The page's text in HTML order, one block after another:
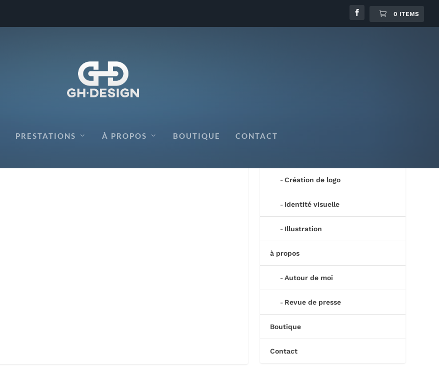
0 ITEMS
PRESTATIONS À PROPOS BOUTIQUE CONTACT
Création de logo
Identité visuelle
Illustration
à propos
Autour de moi
Revue de presse
Boutique
Contact